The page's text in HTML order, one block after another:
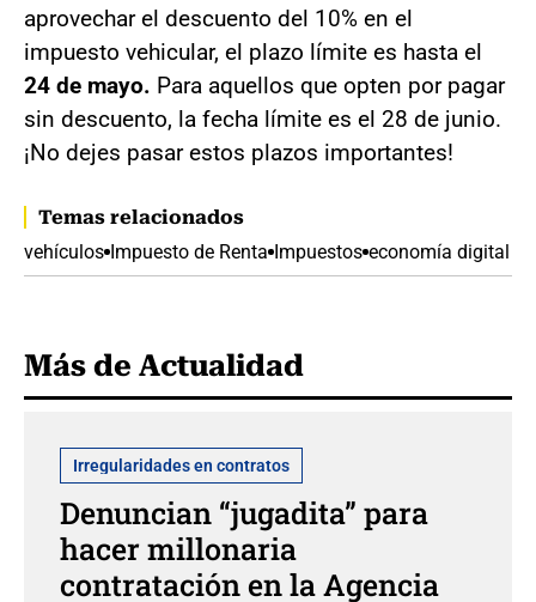
aprovechar el descuento del 10% en el
impuesto vehicular, el plazo límite es hasta el
24 de mayo. Para aquellos que opten por pagar
sin descuento, la fecha límite es el 28 de junio.
¡No dejes pasar estos plazos importantes!
Temas relacionados
vehículos Impuesto de Renta Impuestos economía digital
Más de Actualidad
Irregularidades en contratos
Denuncian “jugadita” para
hacer millonaria
contratación en la Agencia